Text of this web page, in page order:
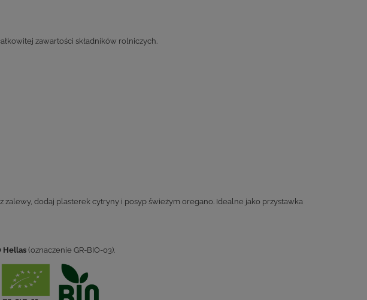
zawartości składników rolniczych.
zalewy, dodaj plasterek cytryny i posyp świeżym oregano. Idealne jako przystawka
Hellas (oznaczenie GR-BIO-03).